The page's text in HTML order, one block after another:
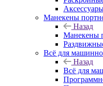
Манекены
Назад
Манекены
Всё для
Назад
Всё для